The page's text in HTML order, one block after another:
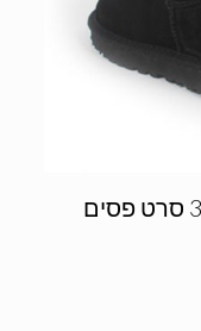
מגפי האגג דגם 3280 סרט פסים UGG